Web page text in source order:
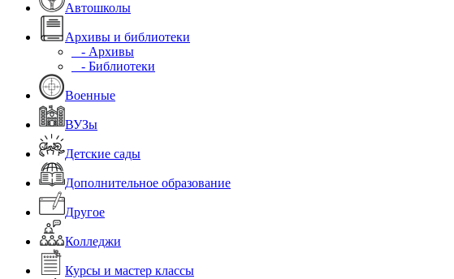
Автошколы
Архивы и библиотеки
- Архивы
- Библиотеки
Военные
ВУЗы
Детские сады
Дополнительное образование
Другое
Колледжи
Курсы и мастер классы